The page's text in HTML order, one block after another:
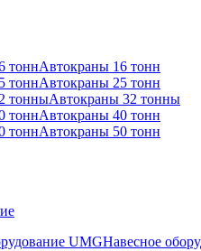
Автокраны 16 тонн
Автокраны 25 тонн
Автокраны 32 тонны
Автокраны 40 тонн
Автокраны 50 тонн
Навесное